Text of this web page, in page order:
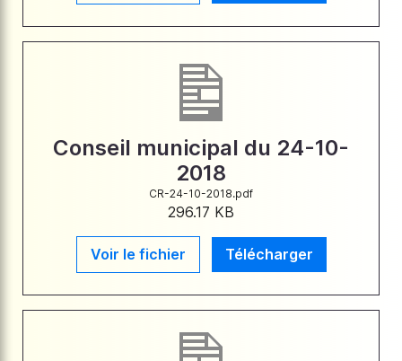
Conseil municipal du 24-10-
2018
CR-24-10-2018.pdf
296.17 KB
Voir le fichier Télécharger